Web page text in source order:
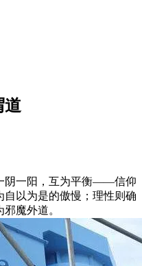
道
阴一阳，互为平衡——信仰
以为是的傲慢；理性则确
魔外道。